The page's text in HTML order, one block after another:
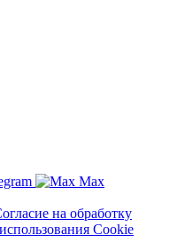
Max
на обработку
Cookie